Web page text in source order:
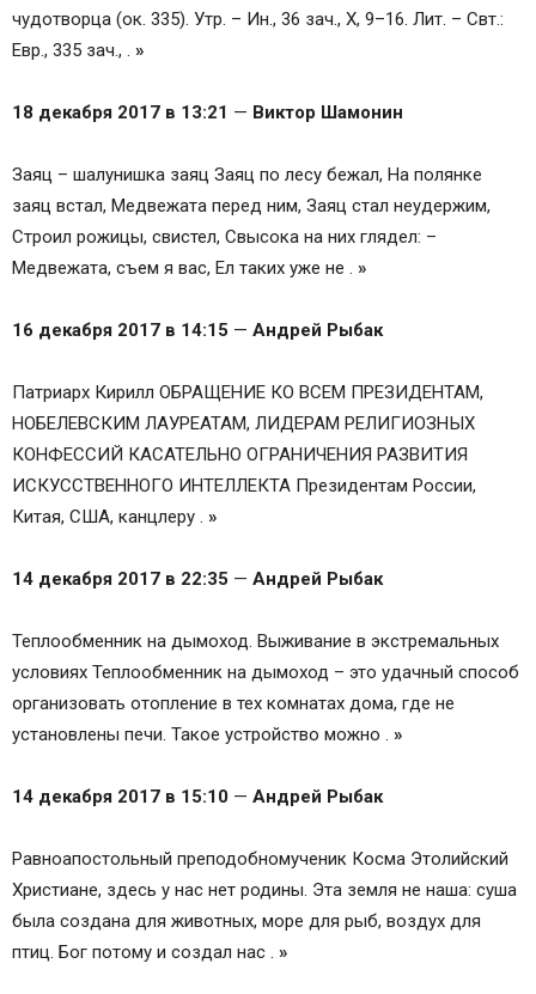
чудотворца (ок. 335). Утр. – Ин., 36 зач., X, 9–16. Лит. – Свт.:
Евр., 335 зач., . »
18 декабря 2017 в 13:21 — Виктор Шамонин
Заяц – шалунишка заяц Заяц по лесу бежал, На полянке
заяц встал, Медвежата перед ним, Заяц стал неудержим,
Строил рожицы, свистел, Свысока на них глядел: –
Медвежата, съем я вас, Ел таких уже не . »
16 декабря 2017 в 14:15 — Андрей Рыбак
Патриарх Кирилл ОБРАЩЕНИЕ КО ВСЕМ ПРЕЗИДЕНТАМ,
НОБЕЛЕВСКИМ ЛАУРЕАТАМ, ЛИДЕРАМ РЕЛИГИОЗНЫХ
КОНФЕССИЙ КАСАТЕЛЬНО ОГРАНИЧЕНИЯ РАЗВИТИЯ
ИСКУССТВЕННОГО ИНТЕЛЛЕКТА Президентам России,
Китая, США, канцлеру . »
14 декабря 2017 в 22:35 — Андрей Рыбак
Теплообменник на дымоход. Выживание в экстремальных
условиях Теплообменник на дымоход – это удачный способ
организовать отопление в тех комнатах дома, где не
установлены печи. Такое устройство можно . »
14 декабря 2017 в 15:10 — Андрей Рыбак
Равноапостольный преподобномученик Косма Этолийский
Христиане, здесь у нас нет родины. Эта земля не наша: суша
была создана для животных, море для рыб, воздух для
птиц. Бог потому и создал нас . »